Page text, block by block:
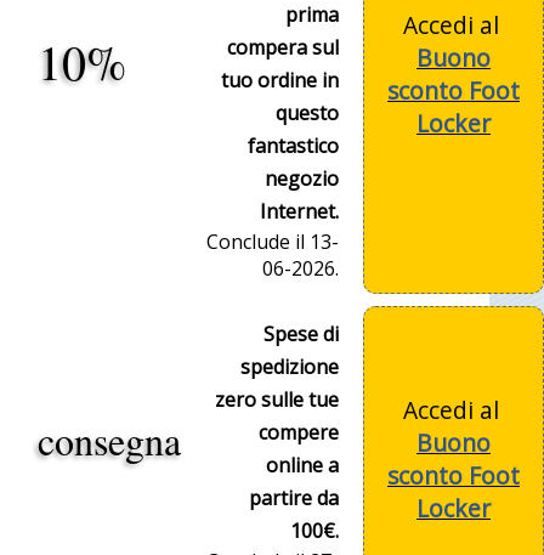
10%
prima
compera sul
tuo ordine in
questo
fantastico
negozio
Internet.
Conclude il 13-
06-2026.
Accedi al
Buono
sconto Foot
Locker
consegna
Spese di
spedizione
zero sulle tue
compere
online a
partire da
100€.
Accedi al
Buono
sconto Foot
Locker